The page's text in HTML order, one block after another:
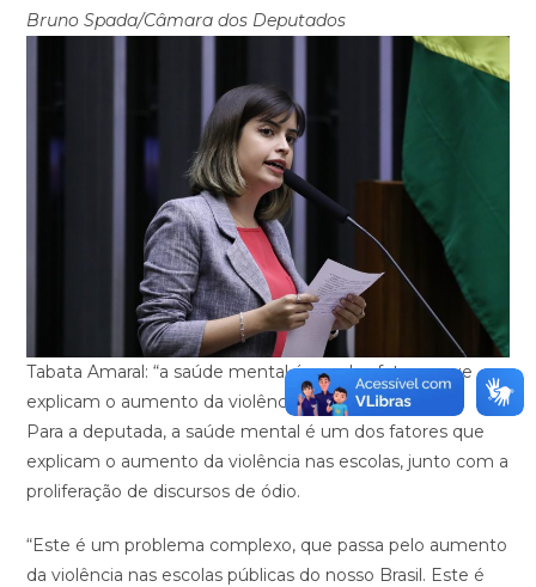
Bruno Spada/Câmara dos Deputados
Tabata Amaral: “a saúde mental é um dos fatores que
explicam o aumento da violência”
Para a deputada, a saúde mental é um dos fatores que
explicam o aumento da violência nas escolas, junto com a
proliferação de discursos de ódio.
“Este é um problema complexo, que passa pelo aumento
da violência nas escolas públicas do nosso Brasil. Este é